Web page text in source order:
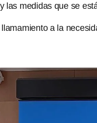
las medidas que se
a la